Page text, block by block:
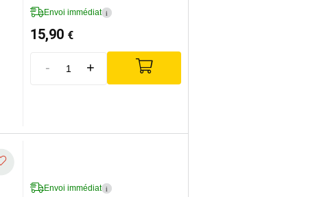
Envoi immédiat i
15,90 €
- +
Envoi immédiat i